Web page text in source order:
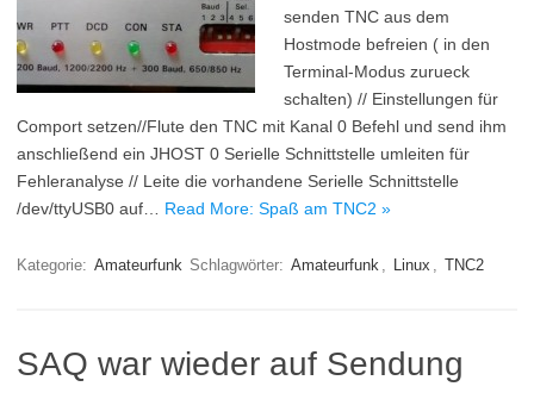
senden TNC aus dem
Hostmode befreien ( in den
Terminal-Modus zurueck
schalten) // Einstellungen für
Comport setzen//Flute den TNC mit Kanal 0 Befehl und send ihm
anschließend ein JHOST 0 Serielle Schnittstelle umleiten für
Fehleranalyse // Leite die vorhandene Serielle Schnittstelle
/dev/ttyUSB0 auf… Read More: Spaß am TNC2 »
Kategorie: Amateurfunk Schlagwörter: Amateurfunk , Linux , TNC2
SAQ war wieder auf Sendung